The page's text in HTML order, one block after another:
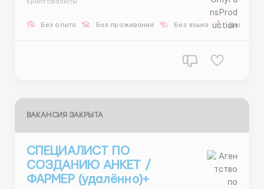
выхода Работа полностью по готовой системе: естьБез опыта Без проживания Без языка Для
ВАКАНСИЯ ЗАКРЫТА
СПЕЦИАЛИСТ ПО
СОЗДАНИЮ АНКЕТ /
ФАРМЕР (удалённо)+